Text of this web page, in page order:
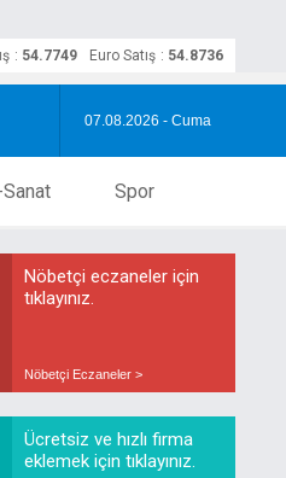
: 54.7749 Euro Satış : 54.8736
07.08.2026 - Cuma
Spor
Nöbetçi eczaneler için
tıklayınız.
Nöbetçi Eczaneler >
Ücretsiz ve hızlı firma
eklemek için tıklayınız.